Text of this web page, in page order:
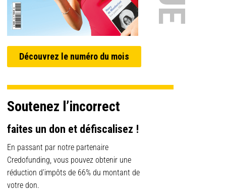
Découvrez le numéro du mois
Soutenez l’incorrect
faites un don et défiscalisez !
En passant par notre partenaire
Credofunding, vous pouvez obtenir une
réduction d’impôts de 66% du montant de
votre don.